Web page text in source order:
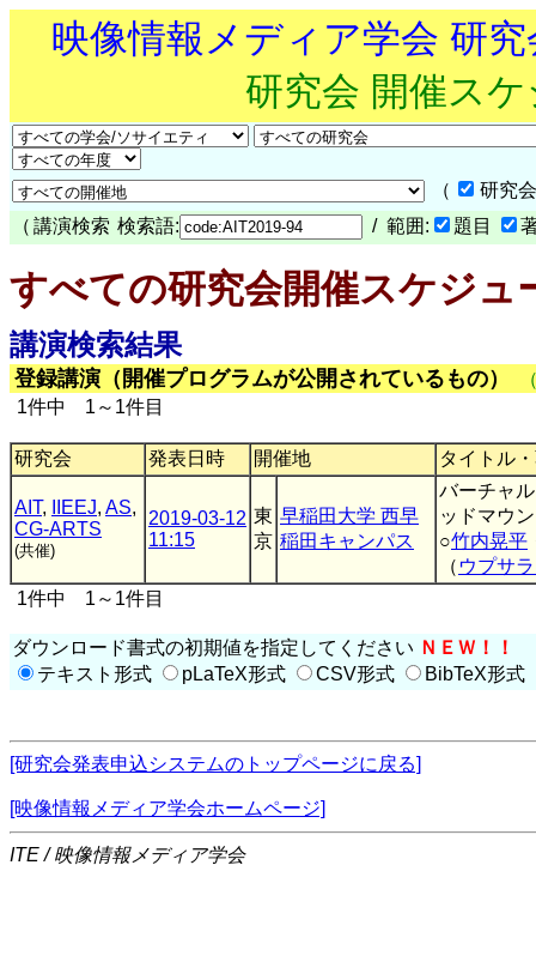
映像情報メディア学会 研
研究会 開催ス
（
研究
（ 講演検索 検索語: / 範囲: 題目
すべての研究会開催スケジュ
講演検索結果
登録講演（開催プログラムが公開されているもの）
1件中 1～1件目
研究会 発表日時 開催地 タイトル
AIT, IIEEJ, AS,
CG-ARTS
(共催)
2019-03-12
11:15
東
京
早稲田大学 西早
稲田キャンパス
バーチャ
ッドマウ
○竹内晃平
（ ウプサ
1件中 1～1件目
ダウンロード書式の初期値を指定してください ＮＥＷ！！
テキスト形式
pLaTeX形式 CSV形式 BibTeX形式
[研究会発表申込システムのトップページに戻る]
[映像情報メディア学会ホームページ]
ITE / 映像情報メディア学会